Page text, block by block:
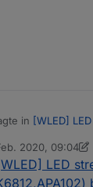
in [WLED]
auf die
werden meine
2020, 09:04
mtaxer 2. Dez.
LED